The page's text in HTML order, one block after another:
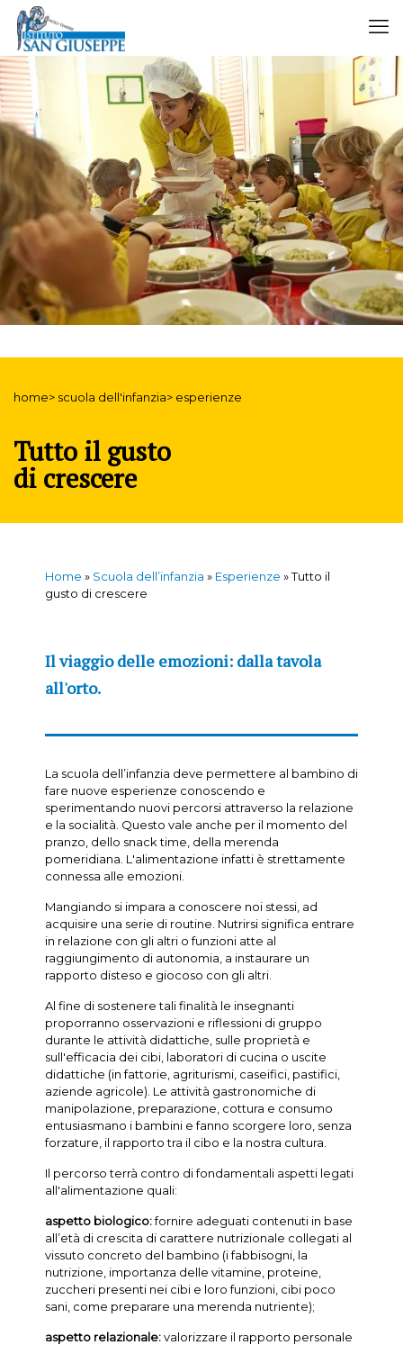
home> scuola dell'infanzia> esperienze
Tutto il gusto
di crescere
Home » Scuola dell’infanzia » Esperienze »Tutto il
gusto di crescere
Il viaggio delle emozioni: dalla tavola
all'orto.
La scuola dell’infanzia deve permettere al bambino di
fare nuove esperienze conoscendo e
sperimentando nuovi percorsi attraverso la relazione
e la socialità. Questo vale anche per il momento del
pranzo, dello snack time, della merenda
pomeridiana. L'alimentazione infatti è strettamente
connessa alle emozioni.
Mangiando si impara a conoscere noi stessi, ad
acquisire una serie di routine. Nutrirsi significa entrare
in relazione con gli altri o funzioni atte al
raggiungimento di autonomia, a instaurare un
rapporto disteso e giocoso con gli altri.
Al fine di sostenere tali finalità le insegnanti
proporranno osservazioni e riflessioni di gruppo
durante le attività didattiche, sulle proprietà e
sull'efficacia dei cibi, laboratori di cucina o uscite
didattiche (in fattorie, agriturismi, caseifici, pastifici,
aziende agricole). Le attività gastronomiche di
manipolazione, preparazione, cottura e consumo
entusiasmano i bambini e fanno scorgere loro, senza
forzature, il rapporto tra il cibo e la nostra cultura.
Il percorso terrà contro di fondamentali aspetti legati
all'alimentazione quali:
aspetto biologico:fornire adeguati contenuti in base
all’età di crescita di carattere nutrizionale collegati al
vissuto concreto del bambino (i fabbisogni, la
nutrizione, importanza delle vitamine, proteine,
zuccheri presenti nei cibi e loro funzioni, cibi poco
sani, come preparare una merenda nutriente);
aspetto relazionale:valorizzare il rapporto personale